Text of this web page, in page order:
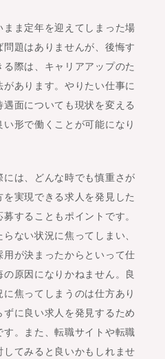
ま定年を迎えてしまった場
題はありませんが、後悔す
際は、キャリアアップのた
あります。やりたい仕事に
面についても現状を変える
形で働くことが可能になり
は、どんな時でも慎重さが
実現できる求人を発見した
することもポイントです。
ない状況に焦ってしまい、
が決まったからといって仕
原因になりかねません。良
焦ってしまうのは仕方あり
に良い求人を発見するため
。また、転職サイトや転職
てみると良いかもしれませ